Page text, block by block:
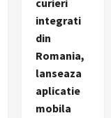
curieri
integrati
din
Romania,
lanseaza
aplicatie
mobila